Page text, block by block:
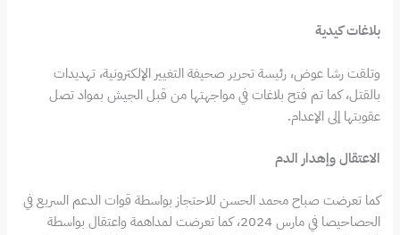
بلاغات كيدية
وتلقت رشا عوض، رئيسة تحرير صحيفة التغيير الإلكترونية، تهديدات
بالقتل، كما تم فتح بلاغات في مواجهتها من قبل الجيش بمواد تصل
عقوبتها إلى الإعدام.
الاعتقال وإهدار الدم
كما تعرضت صباح محمد الحسن للاحتجاز بواسطة قوات الدعم السريع في
الحصاحيصا في مارس 2024، كما تعرضت لمداهمة واعتقال بواسطة